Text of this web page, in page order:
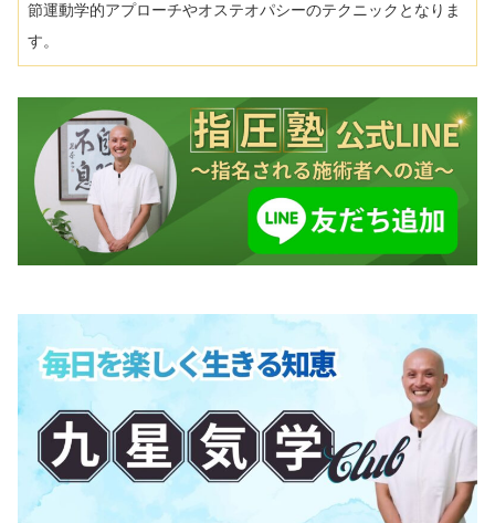
節運動学的アプローチやオステオパシーのテクニックとなりま
す。